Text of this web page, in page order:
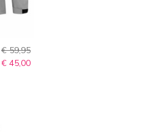
€ 59,95
€ 45,00